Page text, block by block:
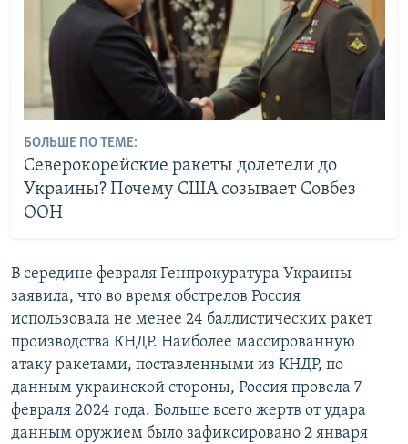
БОЛЬШЕ ПО ТЕМЕ:
Северокорейские ракеты долетели до
Украины? Почему США созывает Совбез
ООН
В середине февраля Генпрокуратура Украины
заявила, что во время обстрелов Россия
использовала не менее 24 баллистических ракет
производства КНДР. Наиболее массированную
атаку ракетами, поставленными из КНДР, по
данным украинской стороны, Россия провела 7
февраля 2024 года. Больше всего жертв от удара
данным оружием было зафиксировано 2 января